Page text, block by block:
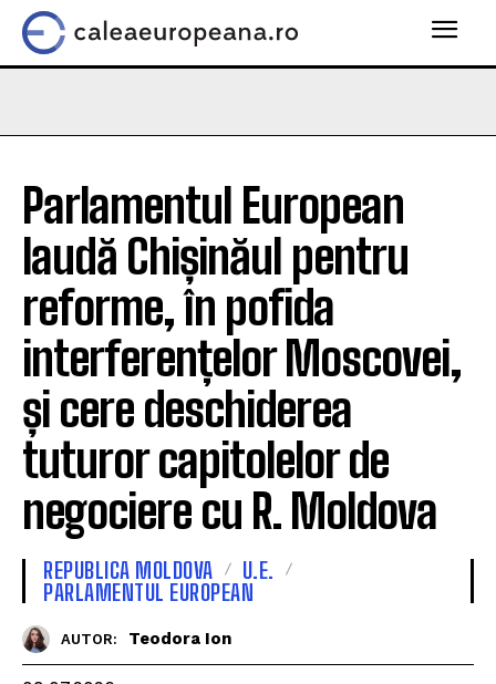
Parlamentul European
laudă Chișinăul pentru
reforme, în pofida
interferențelor Moscovei,
și cere deschiderea
tuturor capitolelor de
negociere cu R. Moldova
REPUBLICA MOLDOVA
U.E.
PARLAMENTUL EUROPEAN
AUTOR: Teodora Ion